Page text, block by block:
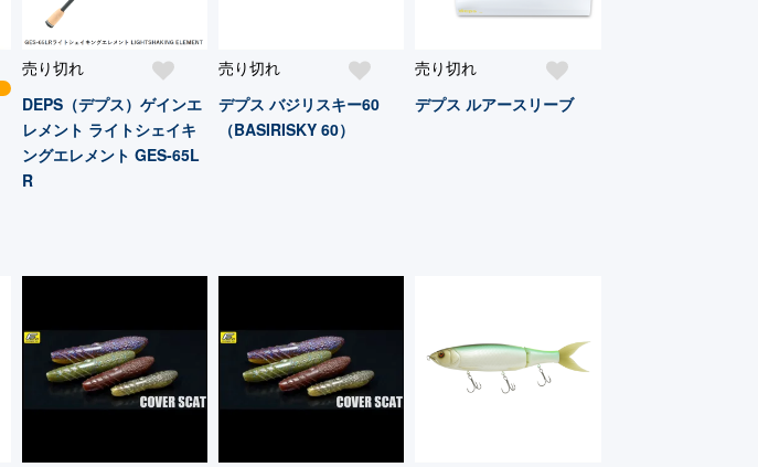
売り切れ
DEPS（デプス）ゲインエ
レメント ライトシェイキ
ングエレメント GES-65L
R
売り切れ
デプス バジリスキー60
（BASIRISKY 60）
売り切れ
デプス ルアースリーブ